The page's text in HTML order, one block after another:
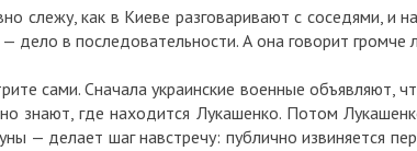
как в Киеве разговаривают с соседями, и
в последовательности. А она говорит громче
сами. Сначала украинские военные объявляют, что
где находится Лукашенко. Потом Лукашенко
— делает шаг навстречу: публично извиняется